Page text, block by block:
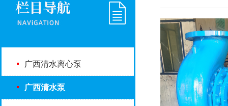
广西清水离心泵
广西清水泵